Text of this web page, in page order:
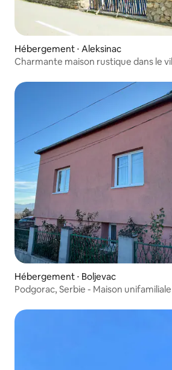
Hébergement ⋅ Aleksinac
Charmante maison rustique dans le
Hébergement ⋅ Boljevac
Podgorac, Serbie - Maison